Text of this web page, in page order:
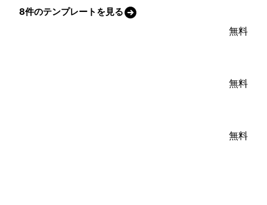
8件のテンプレートを見る
無料
無料
無料